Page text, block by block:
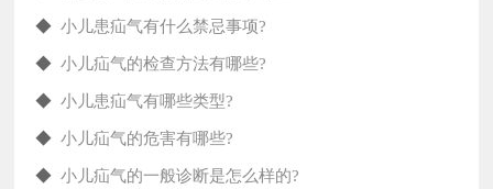
◆小儿患疝气有什么禁忌事项?
◆小儿疝气的检查方法有哪些?
◆小儿患疝气有哪些类型?
◆小儿疝气的危害有哪些?
◆小儿疝气的一般诊断是怎么样的?